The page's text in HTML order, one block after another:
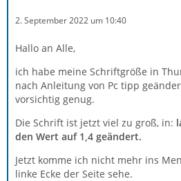
2. September 2022 um 10:40
Hallo an Alle,
ich habe meine Schriftgröße in
nach Anleitung von Pc tipp
vorsichtig genug.
Die Schrift ist jetzt viel zu groß, in:
den Wert auf 1,4 geändert.
Jetzt komme ich nicht mehr ins
linke Ecke der Seite sehe.